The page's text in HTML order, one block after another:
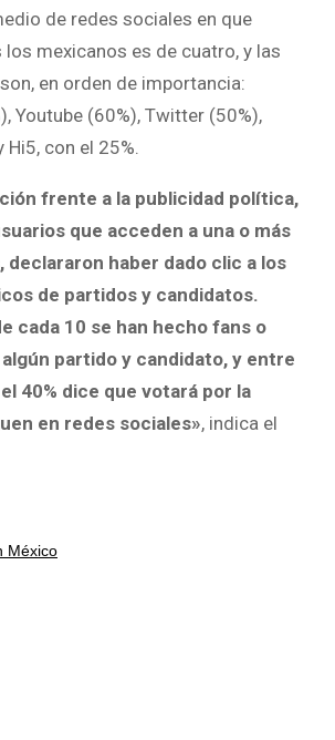
de redes sociales en que
mexicanos es de cuatro, y las
en orden de importancia:
Youtube (60%), Twitter (50%),
con el 25%.
frente a la publicidad política,
que acceden a una o más
declararon haber dado clic a los
de partidos y candidatos.
cada 10 se han hecho fans o
partido y candidato, y entre
40% dice que votará por la
en redes sociales», indica el
México